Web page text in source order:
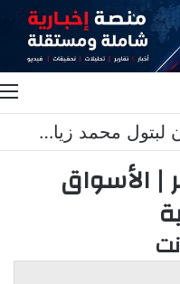
دكتوراة في طب الأسنان لبتول محمد زيات ابنة الدكتورة هنادي عباس واتحاد الجمعيات الأهلية زارها مهنئا
الأسواق